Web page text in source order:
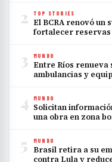
2 TOP STORIES
El BCRA renovó un
fortalecer reservas
3 MUNDO
Entre Ríos renueva
ambulancias y
4 MUNDO
Solicitan
una obra en zona
5 MUNDO
Brasil retira a su
contra Lula y